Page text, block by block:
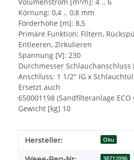
Körnung: 0,4 .. 0,8 mm
Förderhöhe [m]: 8,5
Primäre Funktion: Filtern,
Entleeren, Zirkulieren
Spannung [V]: 230
Durchmesser Schlauchanschluss
Anschluss: 1 1/2" IG x
Ersetzt auch
650001198 (Sandfilteranlage
Gewicht [kg] 10
Produkteigenschaft
Wert
Hersteller: Oku
38712096